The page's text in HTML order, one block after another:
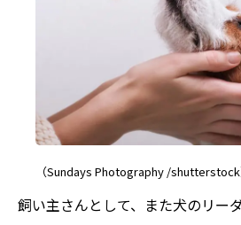
（Sundays Photography /shutterstock
飼い主さんとして、また犬のリー